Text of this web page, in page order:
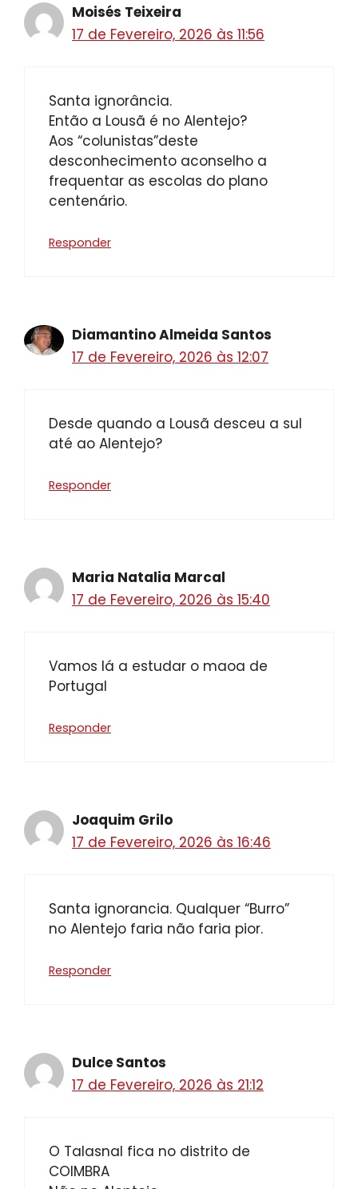
Moisés Teixeira
17 de Fevereiro, 2026 às 11:56
Santa ignorância.
Então a Lousã é no Alentejo?
Aos “colunistas”deste
desconhecimento aconselho a
frequentar as escolas do plano
centenário.
Responder
Diamantino Almeida Santos
17 de Fevereiro, 2026 às 12:07
Desde quando a Lousã desceu a sul
até ao Alentejo?
Responder
Maria Natalia Marcal
17 de Fevereiro, 2026 às 15:40
Vamos lá a estudar o maoa de
Portugal
Responder
Joaquim Grilo
17 de Fevereiro, 2026 às 16:46
Santa ignorancia. Qualquer “Burro”
no Alentejo faria não faria pior.
Responder
Dulce Santos
17 de Fevereiro, 2026 às 21:12
O Talasnal fica no distrito de
COIMBRA